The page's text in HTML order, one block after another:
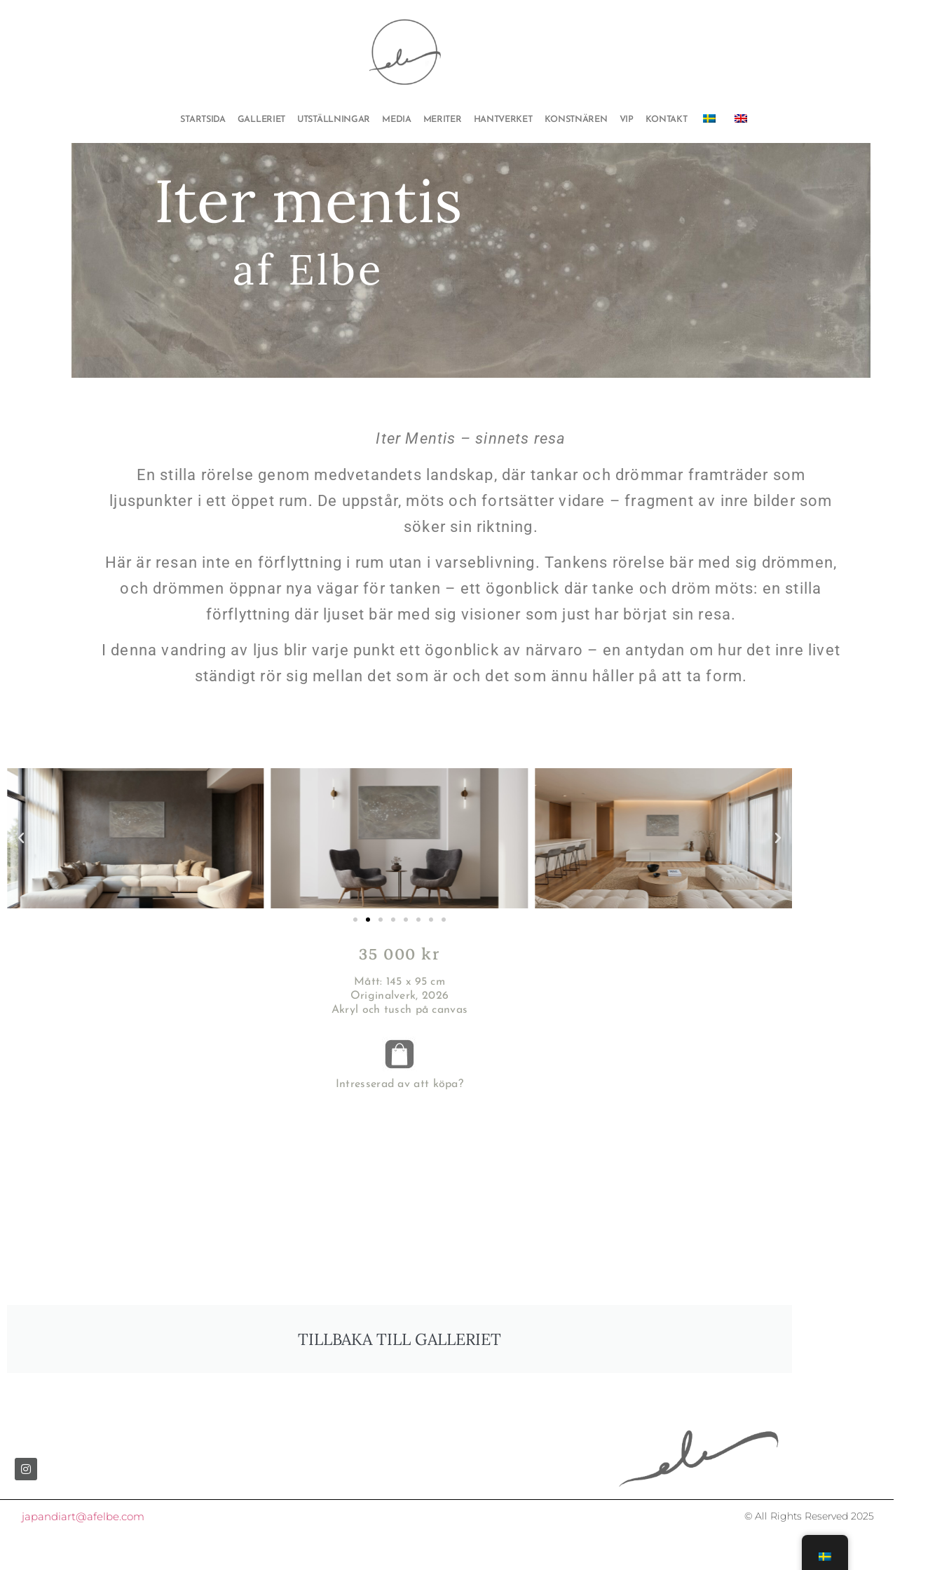
STARTSIDA GALLERIET UTSTÄLLNINGAR MEDIA MERITER HANTVERKET KONSTNÄREN VIP KONTAKT
Iter mentis
af Elbe
Iter Mentis – sinnets resa
En stilla rörelse genom medvetandets landskap, där tankar och drömmar framträder som
ljuspunkter i ett öppet rum. De uppstår, möts och fortsätter vidare – fragment av inre bilder som
söker sin riktning.
Här är resan inte en förflyttning i rum utan i varseblivning. Tankens rörelse bär med sig drömmen,
och drömmen öppnar nya vägar för tanken – ett ögonblick där tanke och dröm möts: en stilla
förflyttning där ljuset bär med sig visioner som just har börjat sin resa.
I denna vandring av ljus blir varje punkt ett ögonblick av närvaro – en antydan om hur det inre livet
ständigt rör sig mellan det som är och det som ännu håller på att ta form.
35 000 kr
Mått: 145 x 95 cm
Originalverk, 2026
Akryl och tusch på canvas
Intresserad av att köpa?
TILLBAKA TILL GALLERIET
japandiart@afelbe.com © All Rights Reserved 2025